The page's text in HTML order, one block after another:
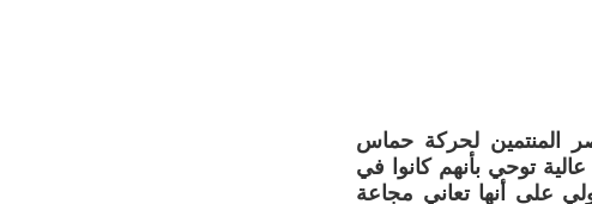
المنتمين لحركة حماس
توحي بأنهم كانوا في
على أنها تعاني مجاعة